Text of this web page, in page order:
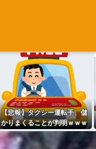
【悲報】タクシー運転手、儲
かりまくることが判明ｗｗｗ
ｗｗｗｗｗｗｗｗｗｗｗｗｗ
ｗｗｗｗｗｗｗｗｗ